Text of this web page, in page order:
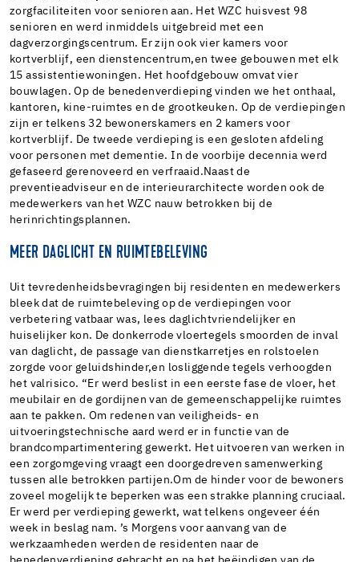
zorgfaciliteiten voor senioren aan. Het WZC huisvest 98
senioren en werd inmiddels uitgebreid met een
dagverzorgingscentrum. Er zijn ook vier kamers voor
kortverblijf, een dienstencentrum,en twee gebouwen met elk
15 assistentiewoningen. Het hoofdgebouw omvat vier
bouwlagen. Op de benedenverdieping vinden we het onthaal,
kantoren, kine-ruimtes en de grootkeuken. Op de verdiepingen
zijn er telkens 32 bewonerskamers en 2 kamers voor
kortverblijf. De tweede verdieping is een gesloten afdeling
voor personen met dementie. In de voorbije decennia werd
gefaseerd gerenoveerd en verfraaid.Naast de
preventieadviseur en de interieurarchitecte worden ook de
medewerkers van het WZC nauw betrokken bij de
herinrichtingsplannen.
MEER DAGLICHT EN RUIMTEBELEVING
Uit tevredenheidsbevragingen bij residenten en medewerkers
bleek dat de ruimtebeleving op de verdiepingen voor
verbetering vatbaar was, lees daglichtvriendelijker en
huiselijker kon. De donkerrode vloertegels smoorden de inval
van daglicht, de passage van dienstkarretjes en rolstoelen
zorgde voor geluidshinder,en losliggende tegels verhoogden
het valrisico. “Er werd beslist in een eerste fase de vloer, het
meubilair en de gordijnen van de gemeenschappelijke ruimtes
aan te pakken. Om redenen van veiligheids- en
uitvoeringstechnische aard werd er in functie van de
brandcompartimentering gewerkt. Het uitvoeren van werken in
een zorgomgeving vraagt een doorgedreven samenwerking
tussen alle betrokken partijen.Om de hinder voor de bewoners
zoveel mogelijk te beperken was een strakke planning cruciaal.
Er werd per verdieping gewerkt, wat telkens ongeveer één
week in beslag nam. ’s Morgens voor aanvang van de
werkzaamheden werden de residenten naar de